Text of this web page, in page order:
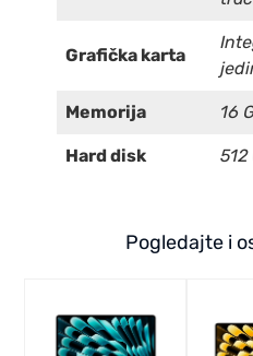
Grafička karta
Memorija 16
Hard disk 512
Pogledajte i